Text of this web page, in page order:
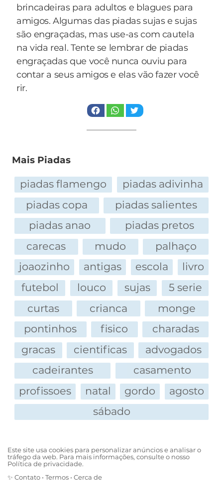
brincadeiras para adultos e blagues para
amigos. Algumas das piadas sujas e sujas
são engraçadas, mas use-as com cautela
na vida real. Tente se lembrar de piadas
engraçadas que você nunca ouviu para
contar a seus amigos e elas vão fazer você
rir.
Mais Piadas
piadas flamengo
piadas adivinha
piadas copa
piadas salientes
piadas anao
piadas pretos
carecas
mudo
palhaço
joaozinho
antigas escola
livro
futebol
louco sujas
5 serie
curtas
crianca
monge
pontinhos
fisico
charadas
gracas
cientificas
advogados
cadeirantes
casamento
profissoes
natal gordo
agosto
sábado
Este site usa cookies para personalizar anúncios e analisar o
tráfego da web. Para mais informações, consulte o nosso
Política de privacidade.
✨ Contato • Termos • Cerca de